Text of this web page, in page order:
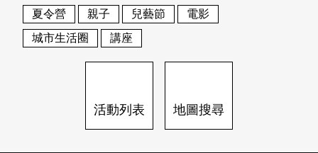
地圖搜尋
關於我們
刊物索取地點
會員基本資料
刊登活動
網站導覽 English
日本語 登入/註冊
夏令營
親子 兒藝節
電影
城市生活圈
講座
活動列表 地圖搜尋